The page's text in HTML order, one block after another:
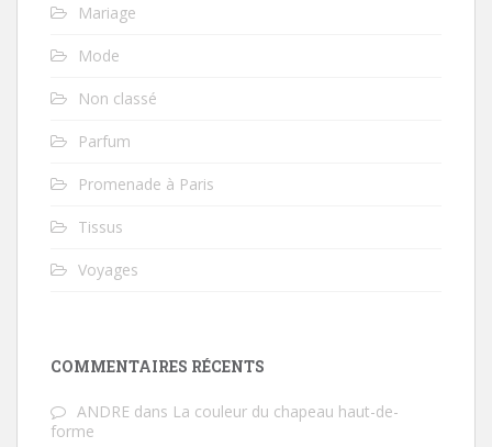
Mariage
Mode
Non classé
Parfum
Promenade à Paris
Tissus
Voyages
COMMENTAIRES RÉCENTS
ANDRE dans La couleur du chapeau haut-de-
forme